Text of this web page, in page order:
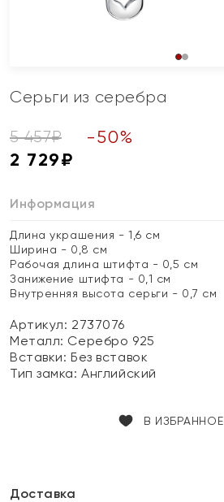
Серьги из серебра
5 457₽ -50%
2 729₽
Информация
Длина украшения - 1,6 см
Ширина - 0,8 см
Рабочая длина штифта - 0,5 см
Занижение штифта - 0,1 см
Внутренняя высота серьги - 0,7 см
Артикул: 2737076
Металл: Серебро 925
Вставки:Без вставок
Тип замка:Английский
В ИЗБРАННОЕ
Доставка